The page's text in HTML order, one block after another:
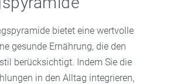
bietet eine wertvolle
gesunde Ernährung, die den
berücksichtigt. Indem Sie die
in den Alltag integrieren,